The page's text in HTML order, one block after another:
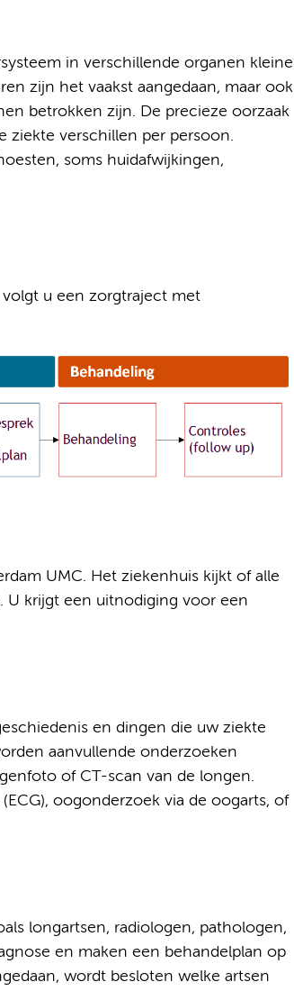
in verschillende organen kleine
zijn het vaakst aangedaan, maar ook
betrokken zijn. De precieze oorzaak
ziekte verschillen per persoon.
soms huidafwijkingen,
u een zorgtraject met
UMC. Het ziekenhuis kijkt of alle
U krijgt een uitnodiging voor een
en dingen die uw ziekte
aanvullende onderzoeken
of CT-scan van de longen.
oogonderzoek via de oogarts, of
longartsen, radiologen, pathologen,
en maken een behandelplan op
wordt besloten welke artsen